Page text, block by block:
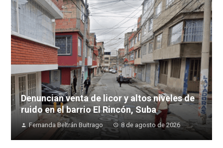
Denuncian venta de licor y altos niveles de
ruido en el barrio El Rincón, Suba
Fernanda Beltrán Buitrago 8 de agosto de 2026